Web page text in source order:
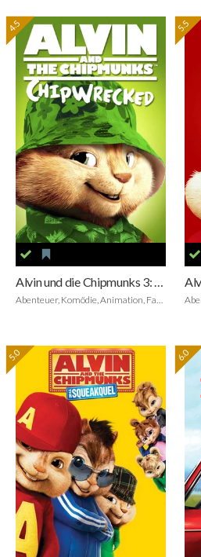
4.5
Alvin und die Chipmunks 3: Chipbruch
Abenteuer, Komödie, Animation, Family, Musik
5.5
5.0 6.0